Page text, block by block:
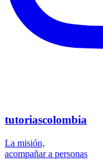
tutoriascolombia
La misión,
acompañar a personas